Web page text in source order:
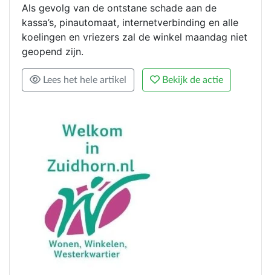
Als gevolg van de ontstane schade aan de
kassa’s, pinautomaat, internetverbinding en alle
koelingen en vriezers zal de winkel maandag niet
geopend zijn.
Lees het hele artikel Bekijk de actie